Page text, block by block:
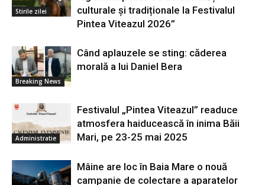
Stirile zilei
culturale și tradiționale la Festivalul
Pintea Viteazul 2026”
Breaking News
Când aplauzele se sting: căderea
morală a lui Daniel Bera
Administratie
Festivalul „Pintea Viteazul” readuce
atmosfera haiducească în inima Băii
Mari, pe 23-25 mai 2025
Mâine are loc în Baia Mare o nouă
campanie de colectare a aparatelor